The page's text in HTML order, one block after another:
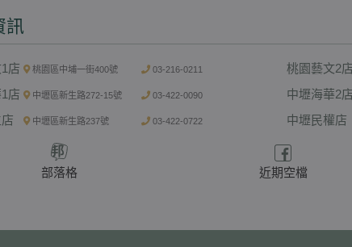
訊
店 桃園區中埔一街400號 03-216-0211
桃園藝文2
店
中壢區新生路272-15號 03-422-0090
中壢海華2
中壢區新生路237號 03-422-0722 中壢民權店
部落格 近期空檔